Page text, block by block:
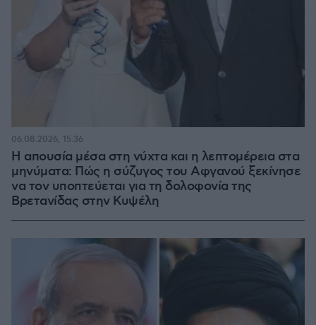
Η απουσία μέσα στη νύχτα και η λεπτομέρεια στα
μηνύματα: Πώς η σύζυγος του Αφγανού ξεκίνησε
να τον υποπτεύεται για τη δολοφονία της
Βρετανίδας στην Κυψέλη
06.08.2026, 15:36